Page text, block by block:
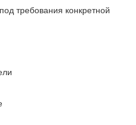
требования конкретной